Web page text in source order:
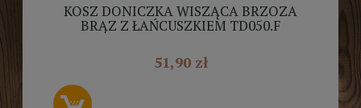
KOSZ DONICZKA WISZĄCA BRZOZA
BRĄZ Z ŁAŃCUSZKIEM TD050.F
51,90 zł